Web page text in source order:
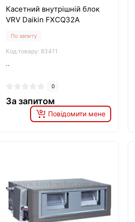
Касетний внутрішній блок
VRV Daikin FXCQ32A
По запиту
Код товару: 83411
..
0
За запитом
Повідомити мене